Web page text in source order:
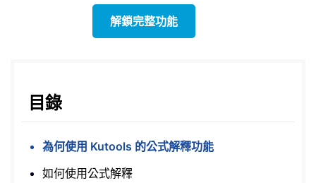
解鎖完整功能
目錄
為何使用 Kutools 的公式解釋功能
如何使用公式解釋